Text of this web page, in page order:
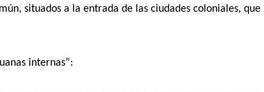
situados a la entrada de las ciudades coloniales, que
internas”: